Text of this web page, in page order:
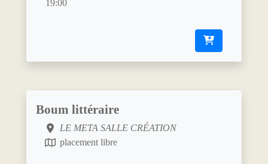
19:00
Boum littéraire
LE META SALLE CRÉATION
placement libre